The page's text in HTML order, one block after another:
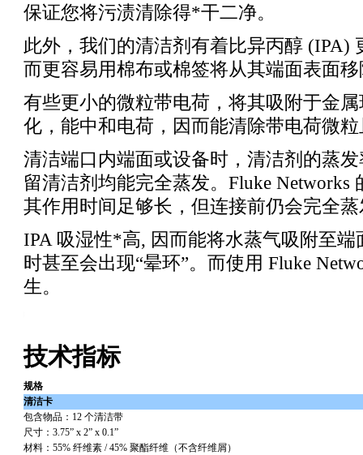
保证您将污渍清除得*干二净。
此外，我们的清洁剂有着比异丙醇 (IPA)
而更容易用棉布或棉签将从其端面表面
有些更小的微粒带电荷，将其吸附于金
化，能中和电荷，因而能清除带电荷微
清洁端口内端面或设备时，清洁剂的蒸
留清洁剂均能完全蒸发。Fluke
其作用时间足够长，但连接前仍会完全
IPA 吸湿性*高, 因而能将水蒸气吸附至
时甚至会出现“晕环”。而使用 Fluke
生。
技术指标
规格
清洁卡
包含物品：12 个清洁带
尺寸：3.75” x 2” x 0.1”
材料：55% 纤维素 / 45% 聚酯纤维（不含纤维屑）